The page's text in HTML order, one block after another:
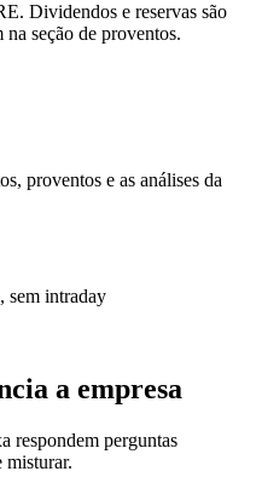
Dividendos e reservas são
na seção de proventos.
proventos e as análises da
sem intraday
a empresa
respondem perguntas
misturar.